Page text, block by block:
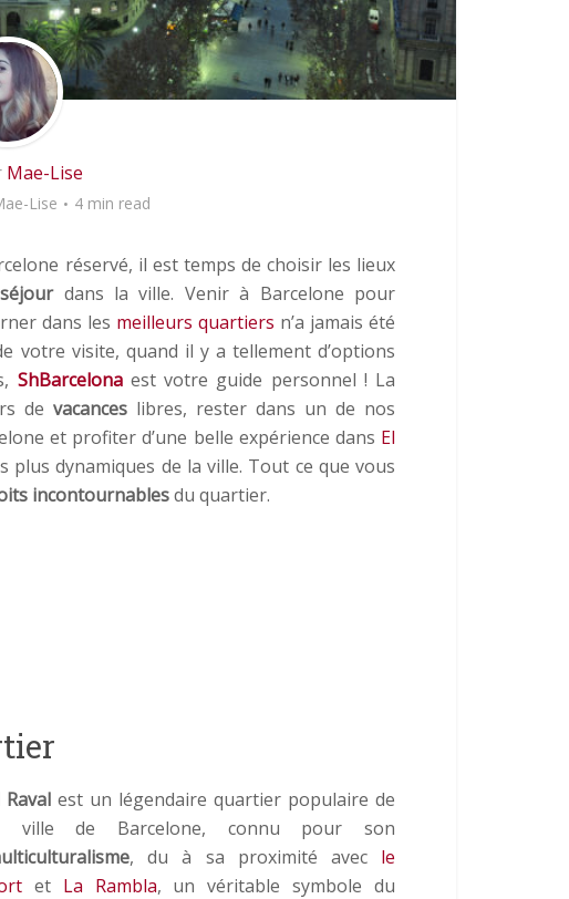
Mae-Lise
Lise 4 min read
réservé, il est temps de choisir les lieux
séjourdans la ville. Venir à Barcelone pour
dans les meilleurs quartiers n’a jamais été
votre visite, quand il y a tellement d’options
ShBarcelonaest votre guide personnel ! La
de vacances libres, rester dans un de nos
et profiter d’une belle expérience dans El
plus dynamiques de la ville. Tout ce que vous
incontournablesdu quartier.
Raval est un légendaire quartier populaire de
ville de Barcelone, connu pour son
, du à sa proximité avec le
et La Rambla, un véritable symbole du